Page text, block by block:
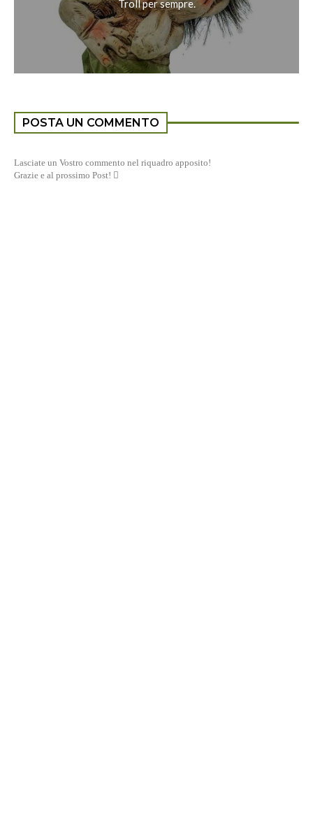
Troll per sempre.
POSTA UN COMMENTO
Lasciate un Vostro commento nel riquadro apposito!
Grazie e al prossimo Post! 